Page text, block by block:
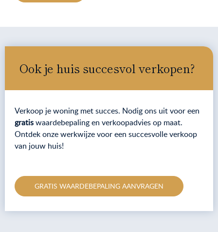
Ook je huis succesvol verkopen?
Verkoop je woning met succes. Nodig ons uit voor een
gratiswaardebepaling en verkoopadvies op maat.
Ontdek onze werkwijze voor een succesvolle verkoop
van jouw huis!
GRATIS WAARDEBEPALING AANVRAGEN